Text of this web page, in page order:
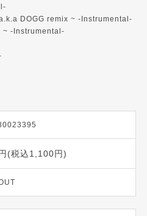
DOGG remix ~ -Instrumental-
~ -Instrumental-
(税込1,100円)